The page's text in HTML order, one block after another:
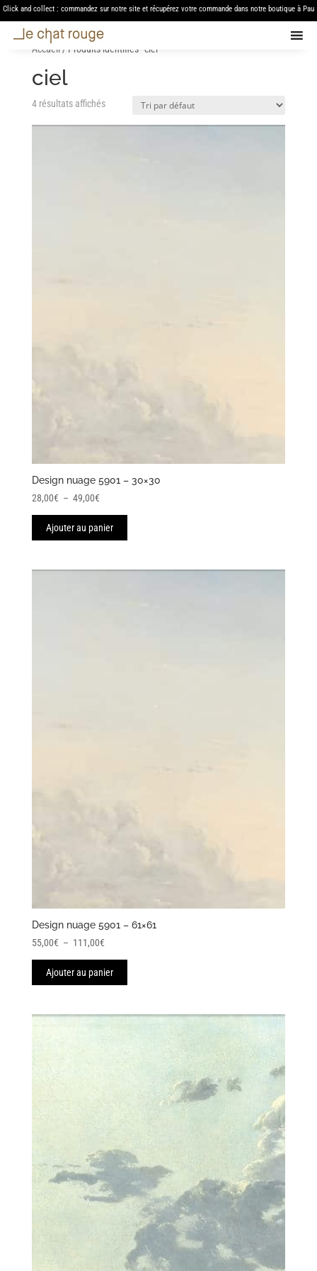
Click and collect : commandez sur notre site et récupérez votre commande dans notre boutique à Pau
Accueil/ Produits identifiés “ciel”
ciel
4 résultats affichés
Design nuage 5901 – 30×30
28,00€ – 49,00€Plage
de
prix :
Ajouter au panier
Design nuage 5901 – 61×61
55,00€ – 111,00€Plage
de
prix :
Ajouter au panier